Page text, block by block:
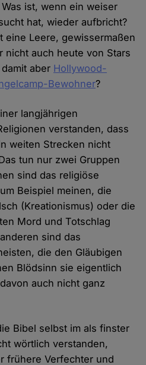
ist, wenn ein weiser
hat, wieder aufbricht?
eine Leere, gewissermaßen
nicht auch heute von Stars
aber Hollywood-
Bewohner?
langjährigen
verstanden, dass
weiten Strecken nicht
tun nur zwei Gruppen
sind das religiöse
Beispiel meinen, die
(Kreationismus) oder die
Mord und Totschlag
sind das
die den Gläubigen
Blödsinn sie eigentlich
auch nicht ganz
Bibel selbst im als finster
wörtlich verstanden,
frühere Verfechter und